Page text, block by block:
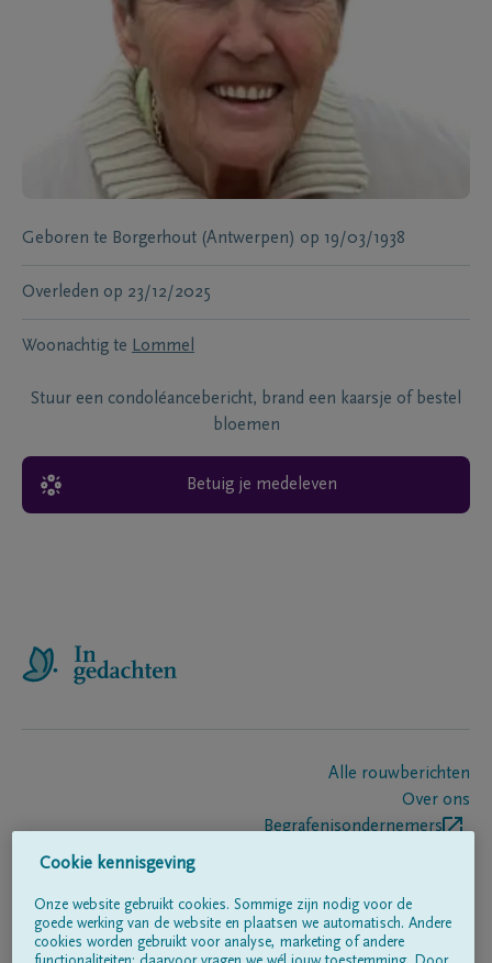
Geboren te Borgerhout (Antwerpen) op 19/03/1938
Overleden op 23/12/2025
Woonachtig te Lommel
Stuur een condoléancebericht, brand een kaarsje of bestel
bloemen
Betuig je medeleven
Alle rouwberichten
Over ons
Begrafenisondernemers
Volg ons op
Cookie kennisgeving
Onze website gebruikt cookies. Sommige zijn nodig voor de
goede werking van de website en plaatsen we automatisch. Andere
cookies worden gebruikt voor analyse, marketing of andere